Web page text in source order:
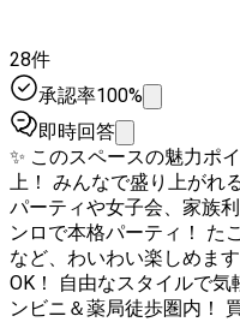
28件
承認率100%
即時回答
✨ このスペースの魅力ポイント ✨ 🎲 ボードゲ
上！ みんなで盛り上がれ
パーティや女子会、家族利用にも大
ンロで本格パーティ！ た
など、わいわい楽しめます！ 🍱 飲食＆アルコール持ち
OK！ 自由なスタイルで気軽
ンビニ＆薬局徒歩圏内！